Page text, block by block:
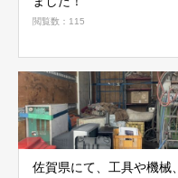
閲覧数：115
佐賀県にて、工具や機械、